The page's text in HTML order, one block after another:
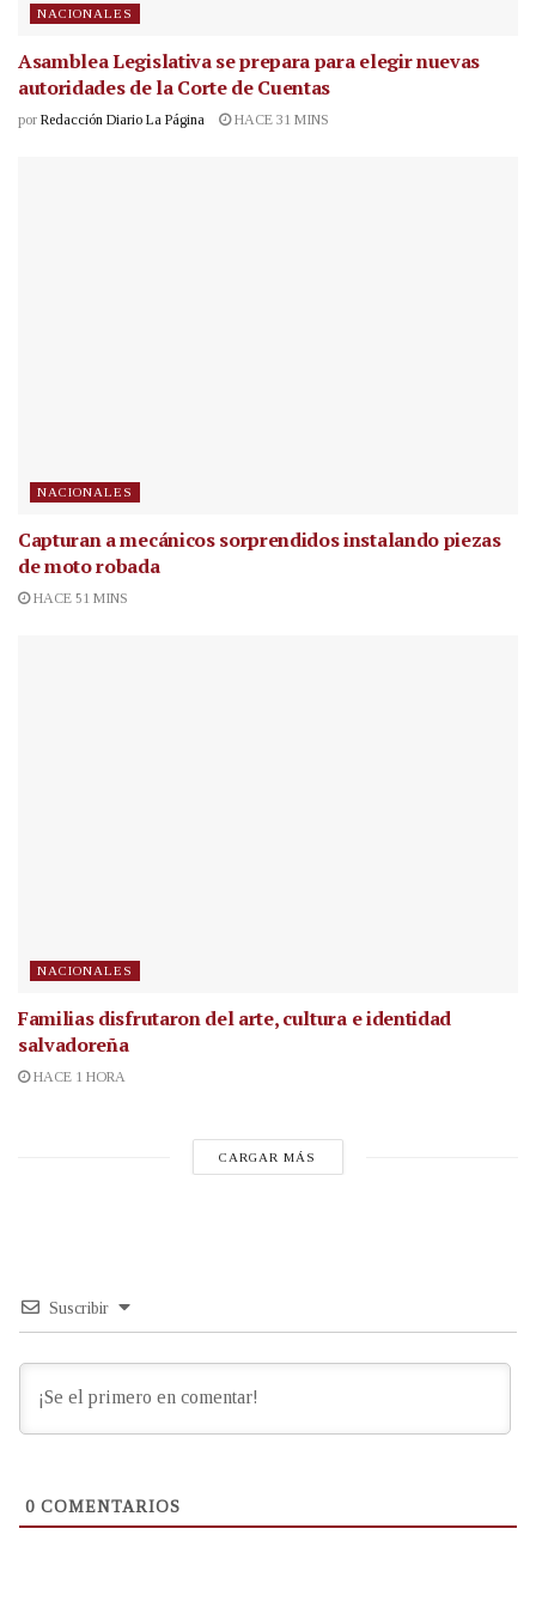
NACIONALES
Asamblea Legislativa se prepara para elegir nuevas
autoridades de la Corte de Cuentas
por Redacción Diario La Página HACE 31 MINS
NACIONALES
Capturan a mecánicos sorprendidos instalando piezas
de moto robada
HACE 51 MINS
NACIONALES
Familias disfrutaron del arte, cultura e identidad
salvadoreña
HACE 1 HORA
CARGAR MÁS
Suscribir
0 COMENTARIOS